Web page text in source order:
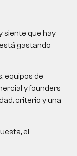
siente que hay
gastando
equipos de
y founders
criterio y una
el